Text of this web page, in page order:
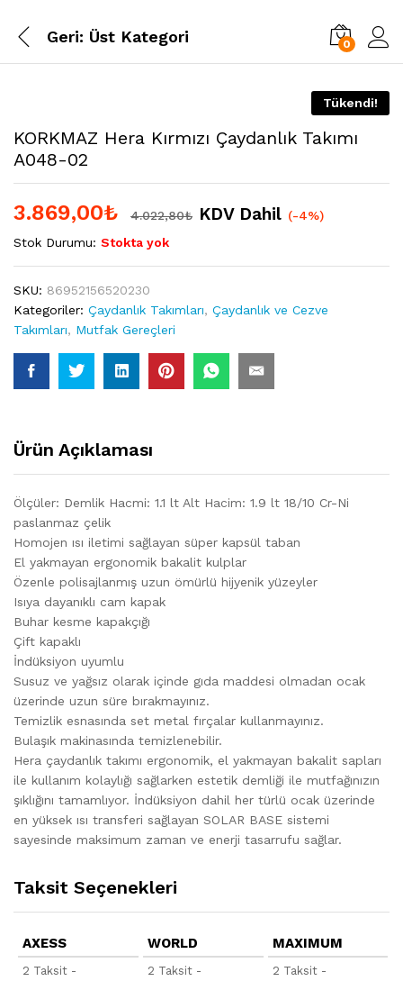
Geri: Üst Kategori 0
Tükendi!
KORKMAZ Hera Kırmızı Çaydanlık Takımı
A048-02
3.869,00₺ 4.022,80₺ KDV Dahil (-4%)
Stok Durumu: Stokta yok
SKU: 86952156520230
Kategoriler: Çaydanlık Takımları, Çaydanlık ve Cezve
Takımları, Mutfak Gereçleri
Ürün Açıklaması
Ölçüler: Demlik Hacmi: 1.1 lt Alt Hacim: 1.9 lt 18/10 Cr-Ni
paslanmaz çelik
Homojen ısı iletimi sağlayan süper kapsül taban
El yakmayan ergonomik bakalit kulplar
Özenle polisajlanmış uzun ömürlü hijyenik yüzeyler
Isıya dayanıklı cam kapak
Buhar kesme kapakçığı
Çift kapaklı
İndüksiyon uyumlu
Susuz ve yağsız olarak içinde gıda maddesi olmadan ocak
üzerinde uzun süre bırakmayınız.
Temizlik esnasında set metal fırçalar kullanmayınız.
Bulaşık makinasında temizlenebilir.
Hera çaydanlık takımı ergonomik, el yakmayan bakalit sapları
ile kullanım kolaylığı sağlarken estetik demliği ile mutfağınızın
şıklığını tamamlıyor. İndüksiyon dahil her türlü ocak üzerinde
en yüksek ısı transferi sağlayan SOLAR BASE sistemi
sayesinde maksimum zaman ve enerji tasarrufu sağlar.
Taksit Seçenekleri
AXESS
2 Taksit -
WORLD
2 Taksit -
MAXIMUM
2 Taksit -